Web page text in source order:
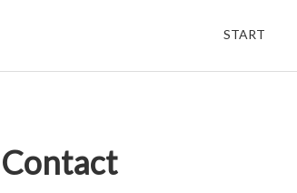
START
Contact